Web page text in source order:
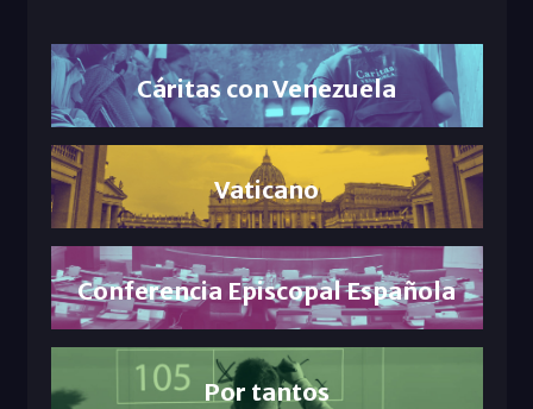
Cáritas con Venezuela
Vaticano
Conferencia Episcopal Española
Por tantos